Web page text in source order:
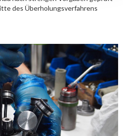
des Überholungsverfahrens